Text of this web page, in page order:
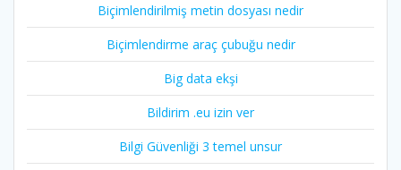
Biçimlendirilmiş metin dosyası nedir
Biçimlendirme araç çubuğu nedir
Big data ekşi
Bildirim .eu izin ver
Bilgi Güvenliği 3 temel unsur